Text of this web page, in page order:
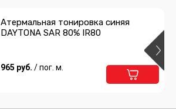
Атермальная тонировка синяя
DAYTONA SAR 80% IR80
965 руб. / пог. м.